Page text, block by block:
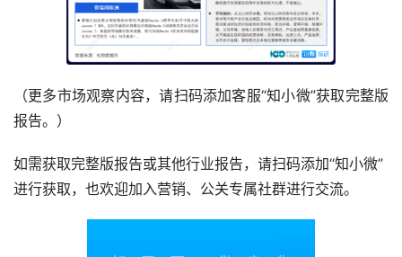
（更多市场观察内容，请扫码添加客服“知小微”获取完整版
报告。）
如需获取完整版报告或其他行业报告，请扫码添加“知小微”
进行获取，也欢迎加入营销、公关专属社群进行交流。